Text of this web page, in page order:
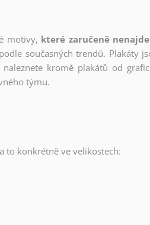
motivy, které zaručeně
současných trendů. Plakáty
kromě plakátů od
týmu.
to konkrétně ve velikostech: